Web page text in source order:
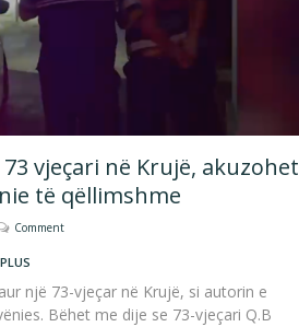
vjeçari në Krujë, akuzohet
të qëllimshme
Comment
një 73-vjeçar në Krujë, si autorin e
Bëhet me dije se 73-vjeçari Q.B